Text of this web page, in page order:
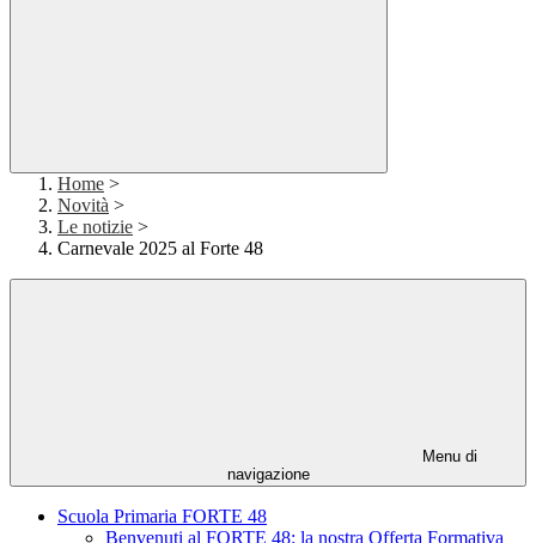
Home >
Novità >
Le notizie >
Carnevale 2025 al Forte 48
Menu di
navigazione
Scuola Primaria FORTE 48
Benvenuti al FORTE 48: la nostra Offerta Formativa